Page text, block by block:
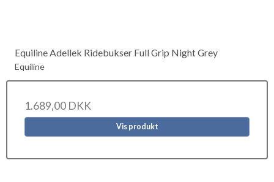
Equiline Adellek Ridebukser Full Grip Night Grey
Equiline
1.689,00 DKK
Vis produkt